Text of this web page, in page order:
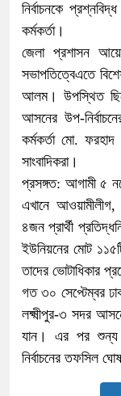
নির্বাচনকে
কর্মকর্তা।
জেলা প্রশাসন
সভাপতিত্বেএতে
আলম। উপস্থিত
আসনের উপ-
কর্মকর্তা মো. ফরহাদ
সাংবাদিকরা।
প্রসঙ্গত: আগামী ৫
এখানে আওয়ামীলীগ,
৪জন প্রার্থী
ইউনিয়নের মোট
তাদের ভোটাধিকার
গত ৩০ সেপ্টেম্বর
লক্ষ্মীপুর-৩ সদর
যান। এর পর শুন্য
নির্বাচনের তফসিল